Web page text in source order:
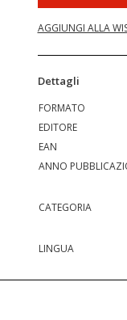
AGGIUNGI ALLA
Dettagli
FORMATO
EDITORE
EAN
ANNO
CATEGORIA
LINGUA